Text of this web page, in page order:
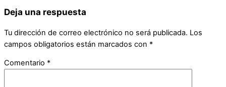
Deja una respuesta
Tu dirección de correo electrónico no será publicada. Los
campos obligatorios están marcados con *
Comentario *